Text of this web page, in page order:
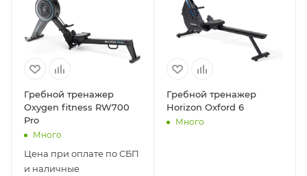
Гребной тренажер
Oxygen fitness RW700
Pro
Много
Цена при оплате по СБП
и наличные
Гребной тренажер
Horizon Oxford 6
Много